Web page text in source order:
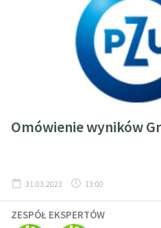
Omówienie wyników
31.03.2023 13:00
ZESPÓŁ EKSPERTÓW